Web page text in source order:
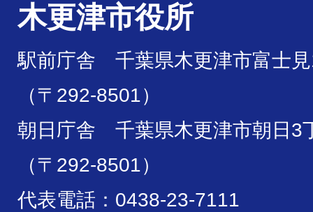
木更津市役所
駅前庁舎 千葉県木更津市富士
（〒292-8501）
朝日庁舎 千葉県木更津市朝日3
（〒292-8501）
代表電話：0438-23-7111